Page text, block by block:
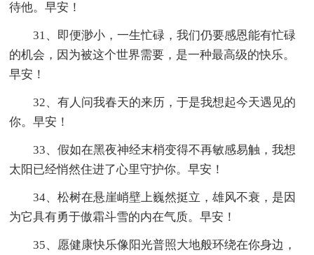
待他。早安！
31、即便渺小，一生忙碌，我们仍要感恩能有忙碌
的机会，因为被这个世界需要，是一种最高级的快乐。
早安！
32、有人问我春天的来历，于是我想起今天遇见的
你。早安！
33、假如在黑夜神经末梢变得不再敏感易触，我想
太阳已经悄然住进了心里守护你。早安！
34、松树在悬崖峭壁上巍然挺立，雄风不衰，是因
为它具有勇于傲霜斗雪的内在气质。早安！
35、愿健康快乐像阳光普照大地般环绕在你身边，